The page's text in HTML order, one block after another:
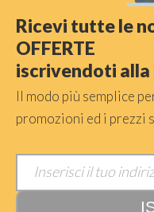
Ricevi tutte le
OFFERTE
iscrivendoti
Il modo più semplice
promozioni ed i prezzi